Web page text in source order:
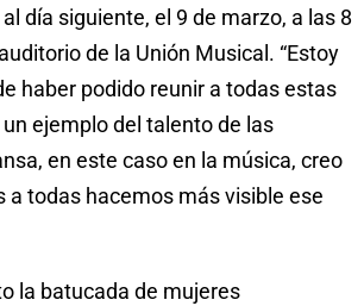
día siguiente, el 9 de marzo, a las 8
de la Unión Musical. “Estoy
haber podido reunir a todas estas
ejemplo del talento de las
en este caso en la música, creo
a todas hacemos más visible ese
la batucada de mujeres